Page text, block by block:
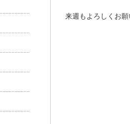
来週もよろしくお